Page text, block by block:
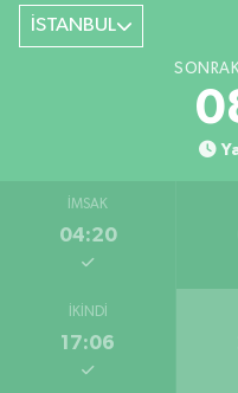
İSTANBUL
İMSAK
04:20
İKINDI
17:06